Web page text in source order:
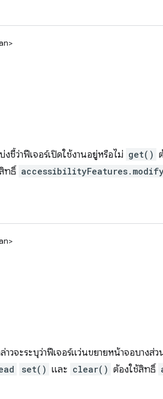
ชี้ว่าฟีเจอร์เปิดใช้งานอยู่หรือไม่ get()
ทธิ์
วจะระบุว่าฟีเจอร์แว่นขยายหน้าจอบางส่
set() และ clear() ต้องใช้สิทธิ์